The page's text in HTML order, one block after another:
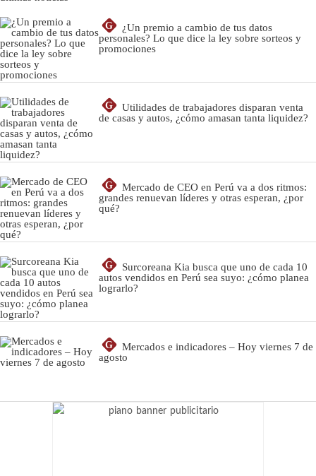
G
¿Un premio a cambio de tus datos
personales? Lo que dice la ley sobre sorteos y
promociones
G
Utilidades de trabajadores disparan venta
de casas y autos, ¿cómo amasan tanta liquidez?
G
Mercado de CEO en Perú va a dos ritmos:
grandes renuevan líderes y otras esperan, ¿por
qué?
G
Surcoreana Kia busca que uno de cada 10
autos vendidos en Perú sea suyo: ¿cómo planea
lograrlo?
G
Mercados e indicadores – Hoy viernes 7 de
agosto